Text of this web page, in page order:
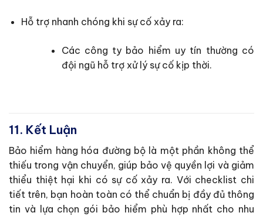
Hỗ trợ nhanh chóng khi sự cố xảy ra:
Các công ty bảo hiểm uy tín thường có
đội ngũ hỗ trợ xử lý sự cố kịp thời.
11. Kết Luận
Bảo hiểm hàng hóa đường bộ là một phần không thể
thiếu trong vận chuyển, giúp bảo vệ quyền lợi và giảm
thiểu thiệt hại khi có sự cố xảy ra. Với checklist chi
tiết trên, bạn hoàn toàn có thể chuẩn bị đầy đủ thông
tin và lựa chọn gói bảo hiểm phù hợp nhất cho nhu